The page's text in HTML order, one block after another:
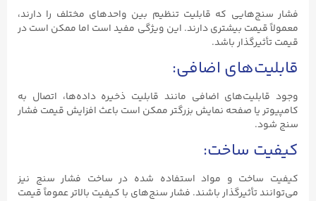
فشار سنج‌هایی که قابلیت تنظیم بین واحدهای مختلف را دارند،
معمولاً قیمت بیشتری دارند. این ویژگی مفید است اما ممکن است در
قیمت تأثیرگذار باشد.
قابلیت‌های اضافی:
وجود قابلیت‌های اضافی مانند قابلیت ذخیره داده‌ها، اتصال به
کامپیوتر یا صفحه نمایش بزرگتر ممکن است باعث افزایش قیمت فشار
سنج شود.
کیفیت ساخت:
کیفیت ساخت و مواد استفاده شده در ساخت فشار سنج نیز
می‌توانند تأثیرگذار باشند. فشار سنج‌های با کیفیت بالاتر عموماً قیمت